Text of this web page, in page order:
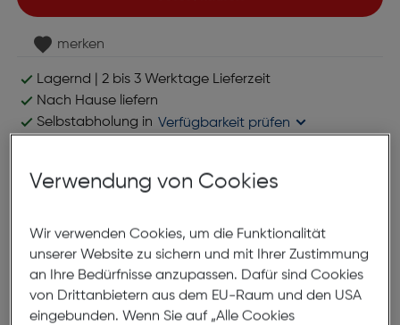
merken
Lagernd | 2 bis 3 Werktage Lieferzeit
Nach Hause liefern
Selbstabholung in Verfügbarkeit prüfen
*ausgenommen Objektive
Verwendung von Cookies
Wir verwenden Cookies, um die Funktionalität
unserer Website zu sichern und mit Ihrer Zustimmung
an Ihre Bedürfnisse anzupassen. Dafür sind Cookies
von Drittanbietern aus dem EU-Raum und den USA
eingebunden. Wenn Sie auf „Alle Cookies